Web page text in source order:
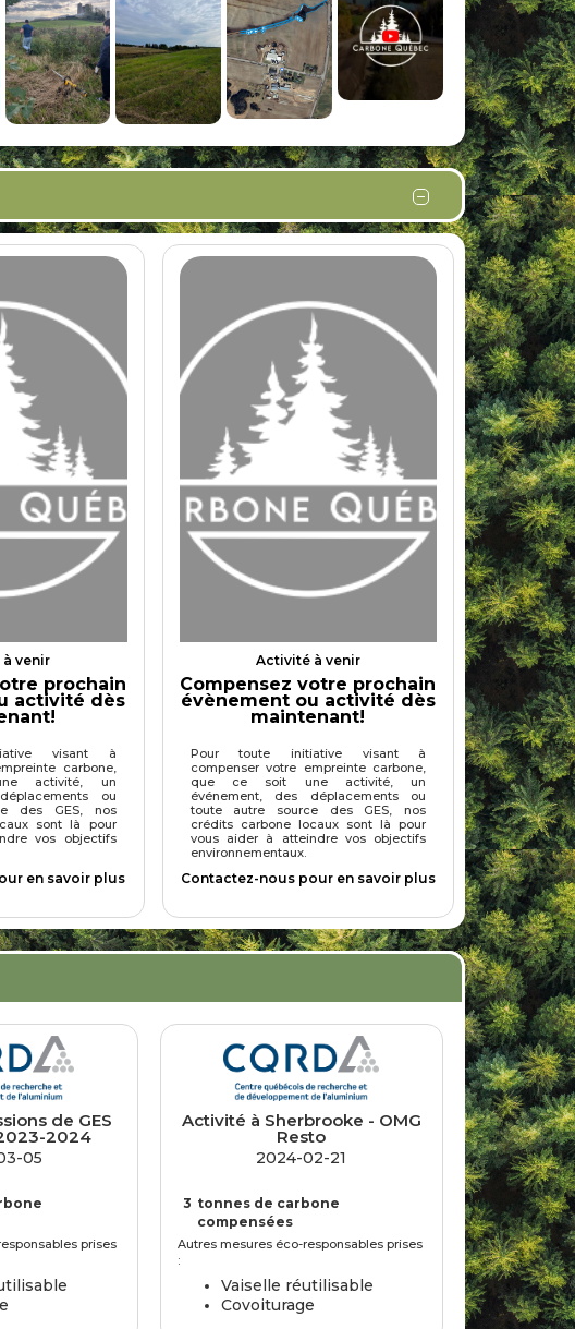
venir
prochain
activité dès
visant à
carbone,
activité, un
ou
des GES, nos
sont là pour
vos objectifs
en savoir plus
Activité à venir
Compensez votre prochain
évènement ou activité dès
maintenant!
Pour toute initiative visant à
compenser votre empreinte carbone,
que ce soit une activité, un
événement, des déplacements ou
toute autre source des GES, nos
crédits carbone locaux sont là pour
vous aider à atteindre vos objectifs
environnementaux.
Contactez-nous pour en savoir plus
de GES
2024
05
prises
Activité à Sherbrooke - OMG
Resto
2024-02-21
3 tonnes de carbone
compensées
Autres mesures éco-responsables prises
:
Vaiselle réutilisable
Covoiturage